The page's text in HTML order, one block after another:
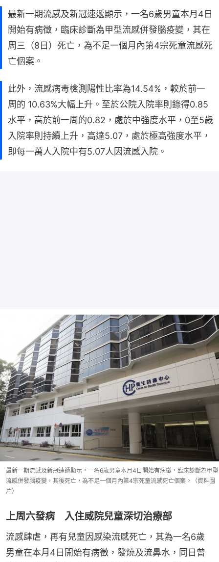
最新一期流感及新冠速遞顯示，一名6歲男童本月4日
開始有病徵，臨床診斷為甲型流感併發腦疫變，其在
周三（8日）死亡，為不足一個月內第4宗死童流感死
亡個案。
此外，流感病毒檢測陽性比率為14.54%，較於前一
周的 10.63%大幅上升。至於公院入院率則錄得0.85
水平，高於前一周的0.82，處於中強度水平，0至5歲
入院率則持續上升，高達5.07，處於極高強度水平，
即每一萬人入院中有5.07人因流感入院。
最新一期流感及新冠速遞顯示，一名6歲男童本月4日開始有病徵，臨床診斷為甲型
流感併發腦疫變，其後死亡，為不足一個月內第4宗死童流感死亡個案。（資料圖
片）
上周六發病 入住威院兒童深切治療部
流感肆虐，再有兒童因感染流感死亡，其為一名6歲
男童在本月4日開始有病徵，發燒及流鼻水，同日曾